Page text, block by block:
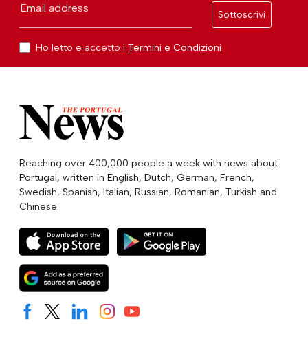
Email address
Sottoscrivi
Ho letto e accetto i Termini e Condizioni
Reaching over 400,000 people a week with news about
Portugal, written in English, Dutch, German, French,
Swedish, Spanish, Italian, Russian, Romanian, Turkish and
Chinese.